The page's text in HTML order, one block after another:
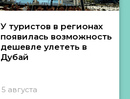
У туристов в регионах
появилась возможность
дешевле улететь в
Дубай
5 августа